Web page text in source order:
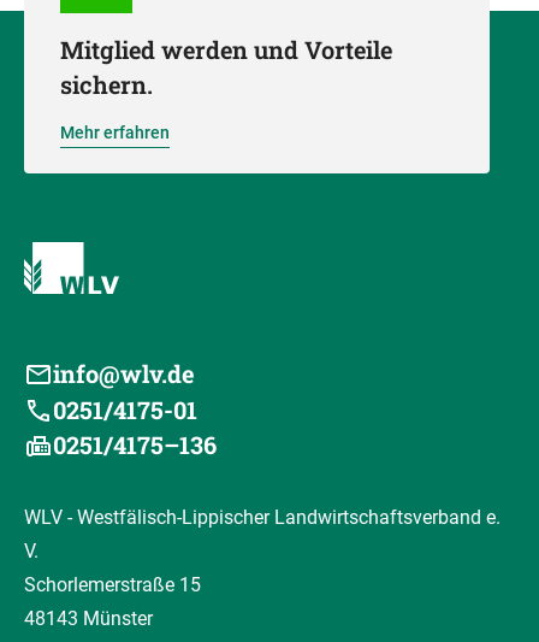
Mitglied werden und Vorteile
sichern.
Mehr erfahren
info@wlv.de
0251/4175-01
0251/4175–136
WLV - Westfälisch-Lippischer Landwirtschaftsverband e.
V.
Schorlemerstraße 15
48143 Münster